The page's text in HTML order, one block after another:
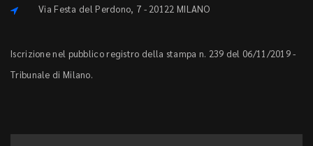
Via Festa del Perdono, 7 - 20122 MILANO
Iscrizione nel pubblico registro della stampa n. 239 del 06/11/2019 -
Tribunale di Milano.